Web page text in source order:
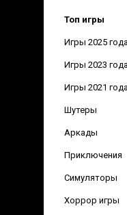
Топ игры
Игры 2025 года
Игры 2023 года
Игры 2021 года
Шутеры
Аркады
Приключения
Симуляторы
Хоррор игры